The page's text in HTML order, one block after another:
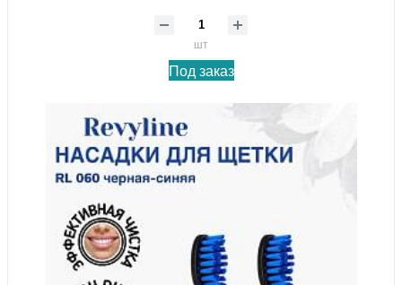
шт
Под заказ